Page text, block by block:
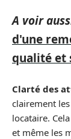
A voir
d'une
qualité et
Clarté des
clairement
locataire.
et même les